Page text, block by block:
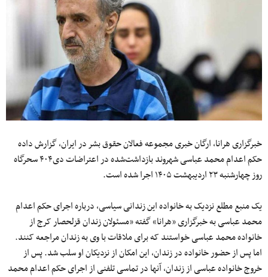
خبرگزاری هرانا، ارگان خبری مجموعه فعالان حقوق بشر در ایران، گزارش داده
حکم اعدام محمد عباسی شهروند بازداشت‌شده در اعتراضات دی۴۰۴ سحرگاه
روز چهارشنبه ۲۳ اردیبهشت ۱۴۰۵ اجرا شده است.
یک منبع مطلع نزدیک به خانواده این زندانی سیاسی، درباره اجرای حکم اعدام
محمد عباسی به خبرگزاری «هرانا» گفته «مسئولان زندان قزلحصار کرج از
خانواده محمد عباسی خواستند که برای ملاقات با وی به زندان مراجعه کنند.
اما پس از حضور خانواده در زندان، این امکان از نزدیکان او سلب شد. پس از
خروج خانواده عباسی از زندان، آنها در تماسی تلفنی از اجرای حکم اعدام محمد